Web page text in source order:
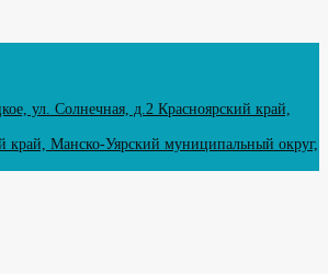
ул. Солнечная, д.2 Красноярский край,
край, Манско-Уярский муниципальный округ,